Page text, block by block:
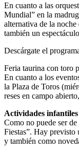
En cuanto a las
Mundial” en la
alternativa de la noche
también un
Descárgate el
Feria taurina con toro
En cuanto a los
la Plaza de Toros
reses en campo
Actividades infantiles
Como no puede ser
Fiestas”. Hay previsto
y también como